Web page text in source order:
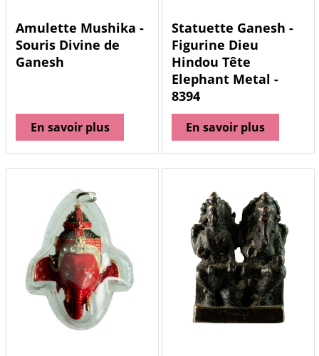
Amulette Mushika -
Souris Divine de
Ganesh
En savoir plus
Statuette Ganesh -
Figurine Dieu
Hindou Tête
Elephant Metal -
8394
En savoir plus